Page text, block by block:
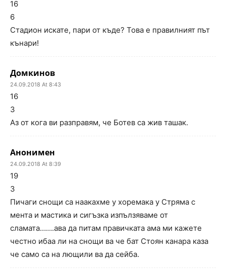
16
6
Стадион искате, пари от къде? Това е правилният път
кънари!
Домкинов
24.09.2018 At 8:43
16
3
Аз от кога ви разправям, че Ботев са жив ташак.
Анонимен
24.09.2018 At 8:39
19
3
Пичаги снощи са наакахме у хоремака у Стряма с
мента и мастика и сигъзка изпълзяваме от
сламата…….ава да питам правичката ама ми кажете
честно ибаа ли на снощи ва че бат Стоян канара каза
че само са на лющили ва да сейба.